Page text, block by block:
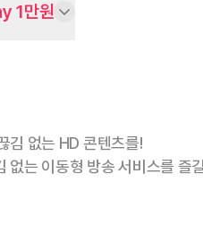
1만원
김 없는 HD 콘텐츠를!
없는 이동형 방송 서비스를 즐